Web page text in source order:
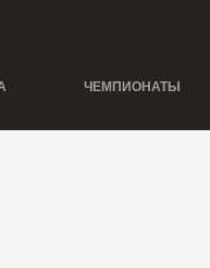
ЧЕМПИОНАТЫ